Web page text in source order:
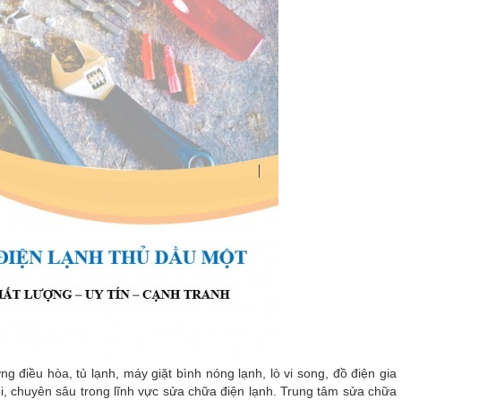
điều hòa, tủ lạnh, máy giặt bình nóng lạnh, lò vi song, đồ điện gia
sâu trong lĩnh vực sửa chữa điện lạnh. Trung tâm sửa chữa